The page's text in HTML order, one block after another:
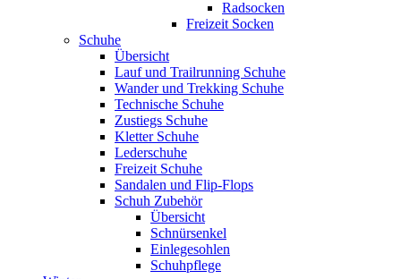
Radsocken
Freizeit Socken
Schuhe
Übersicht
Lauf und Trailrunning Schuhe
Wander und Trekking Schuhe
Technische Schuhe
Zustiegs Schuhe
Kletter Schuhe
Lederschuhe
Freizeit Schuhe
Sandalen und Flip-Flops
Schuh Zubehör
Übersicht
Schnürsenkel
Einlegesohlen
Schuhpflege